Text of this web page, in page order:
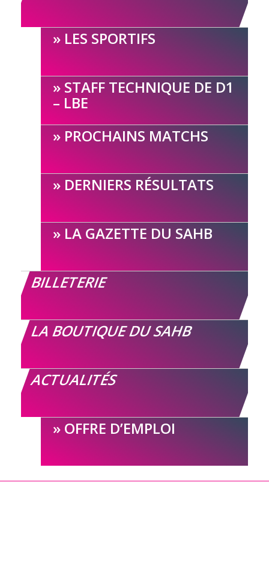
LES SPORTIFS
STAFF TECHNIQUE DE D1
– LBE
PROCHAINS MATCHS
DERNIERS RÉSULTATS
LA GAZETTE DU SAHB
BILLETERIE
LA BOUTIQUE DU SAHB
ACTUALITÉS
OFFRE D’EMPLOI